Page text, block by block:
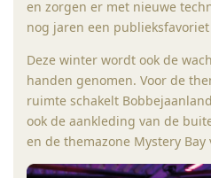
en zorgen er met nieuwe
nog jaren een
Deze winter wordt ook de
handen genomen. Voor de
ruimte schakelt
ook de aankleding van de
en de themazone Mystery Bay